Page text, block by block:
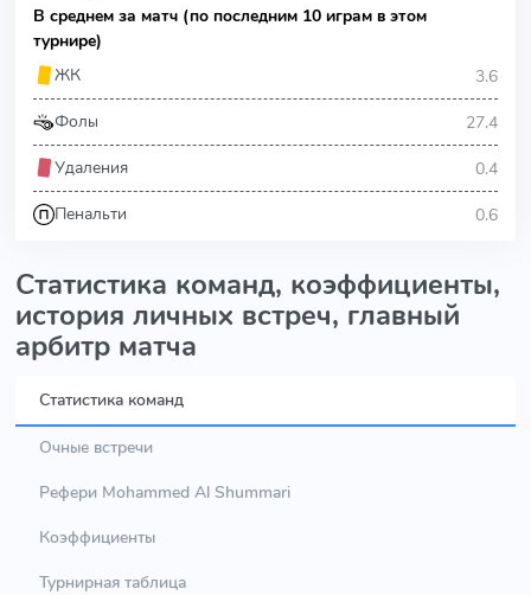
В среднем за матч (по последним 10 играм в этом
турнире)
ЖК
3.6
Фолы 27.4
Удаления 0.4
Пенальти 0.6
Статистика команд, коэффициенты,
история личных встреч, главный
арбитр матча
Статистика команд
Очные встречи
Рефери Mohammed Al Shummari
Коэффициенты
Турнирная таблица